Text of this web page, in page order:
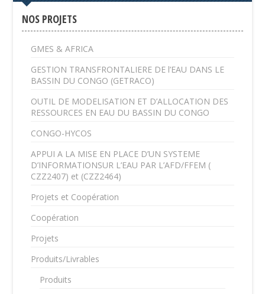
NOS PROJETS
GMES & AFRICA
GESTION TRANSFRONTALIERE DE l’EAU DANS LE
BASSIN DU CONGO (GETRACO)
OUTIL DE MODELISATION ET D’ALLOCATION DES
RESSOURCES EN EAU DU BASSIN DU CONGO
CONGO-HYCOS
APPUI A LA MISE EN PLACE D’UN SYSTEME
D’INFORMATIONSUR L’EAU PAR L’AFD/FFEM (
CZZ2407) et (CZZ2464)
Projets et Coopération
Coopération
Projets
Produits/Livrables
Produits